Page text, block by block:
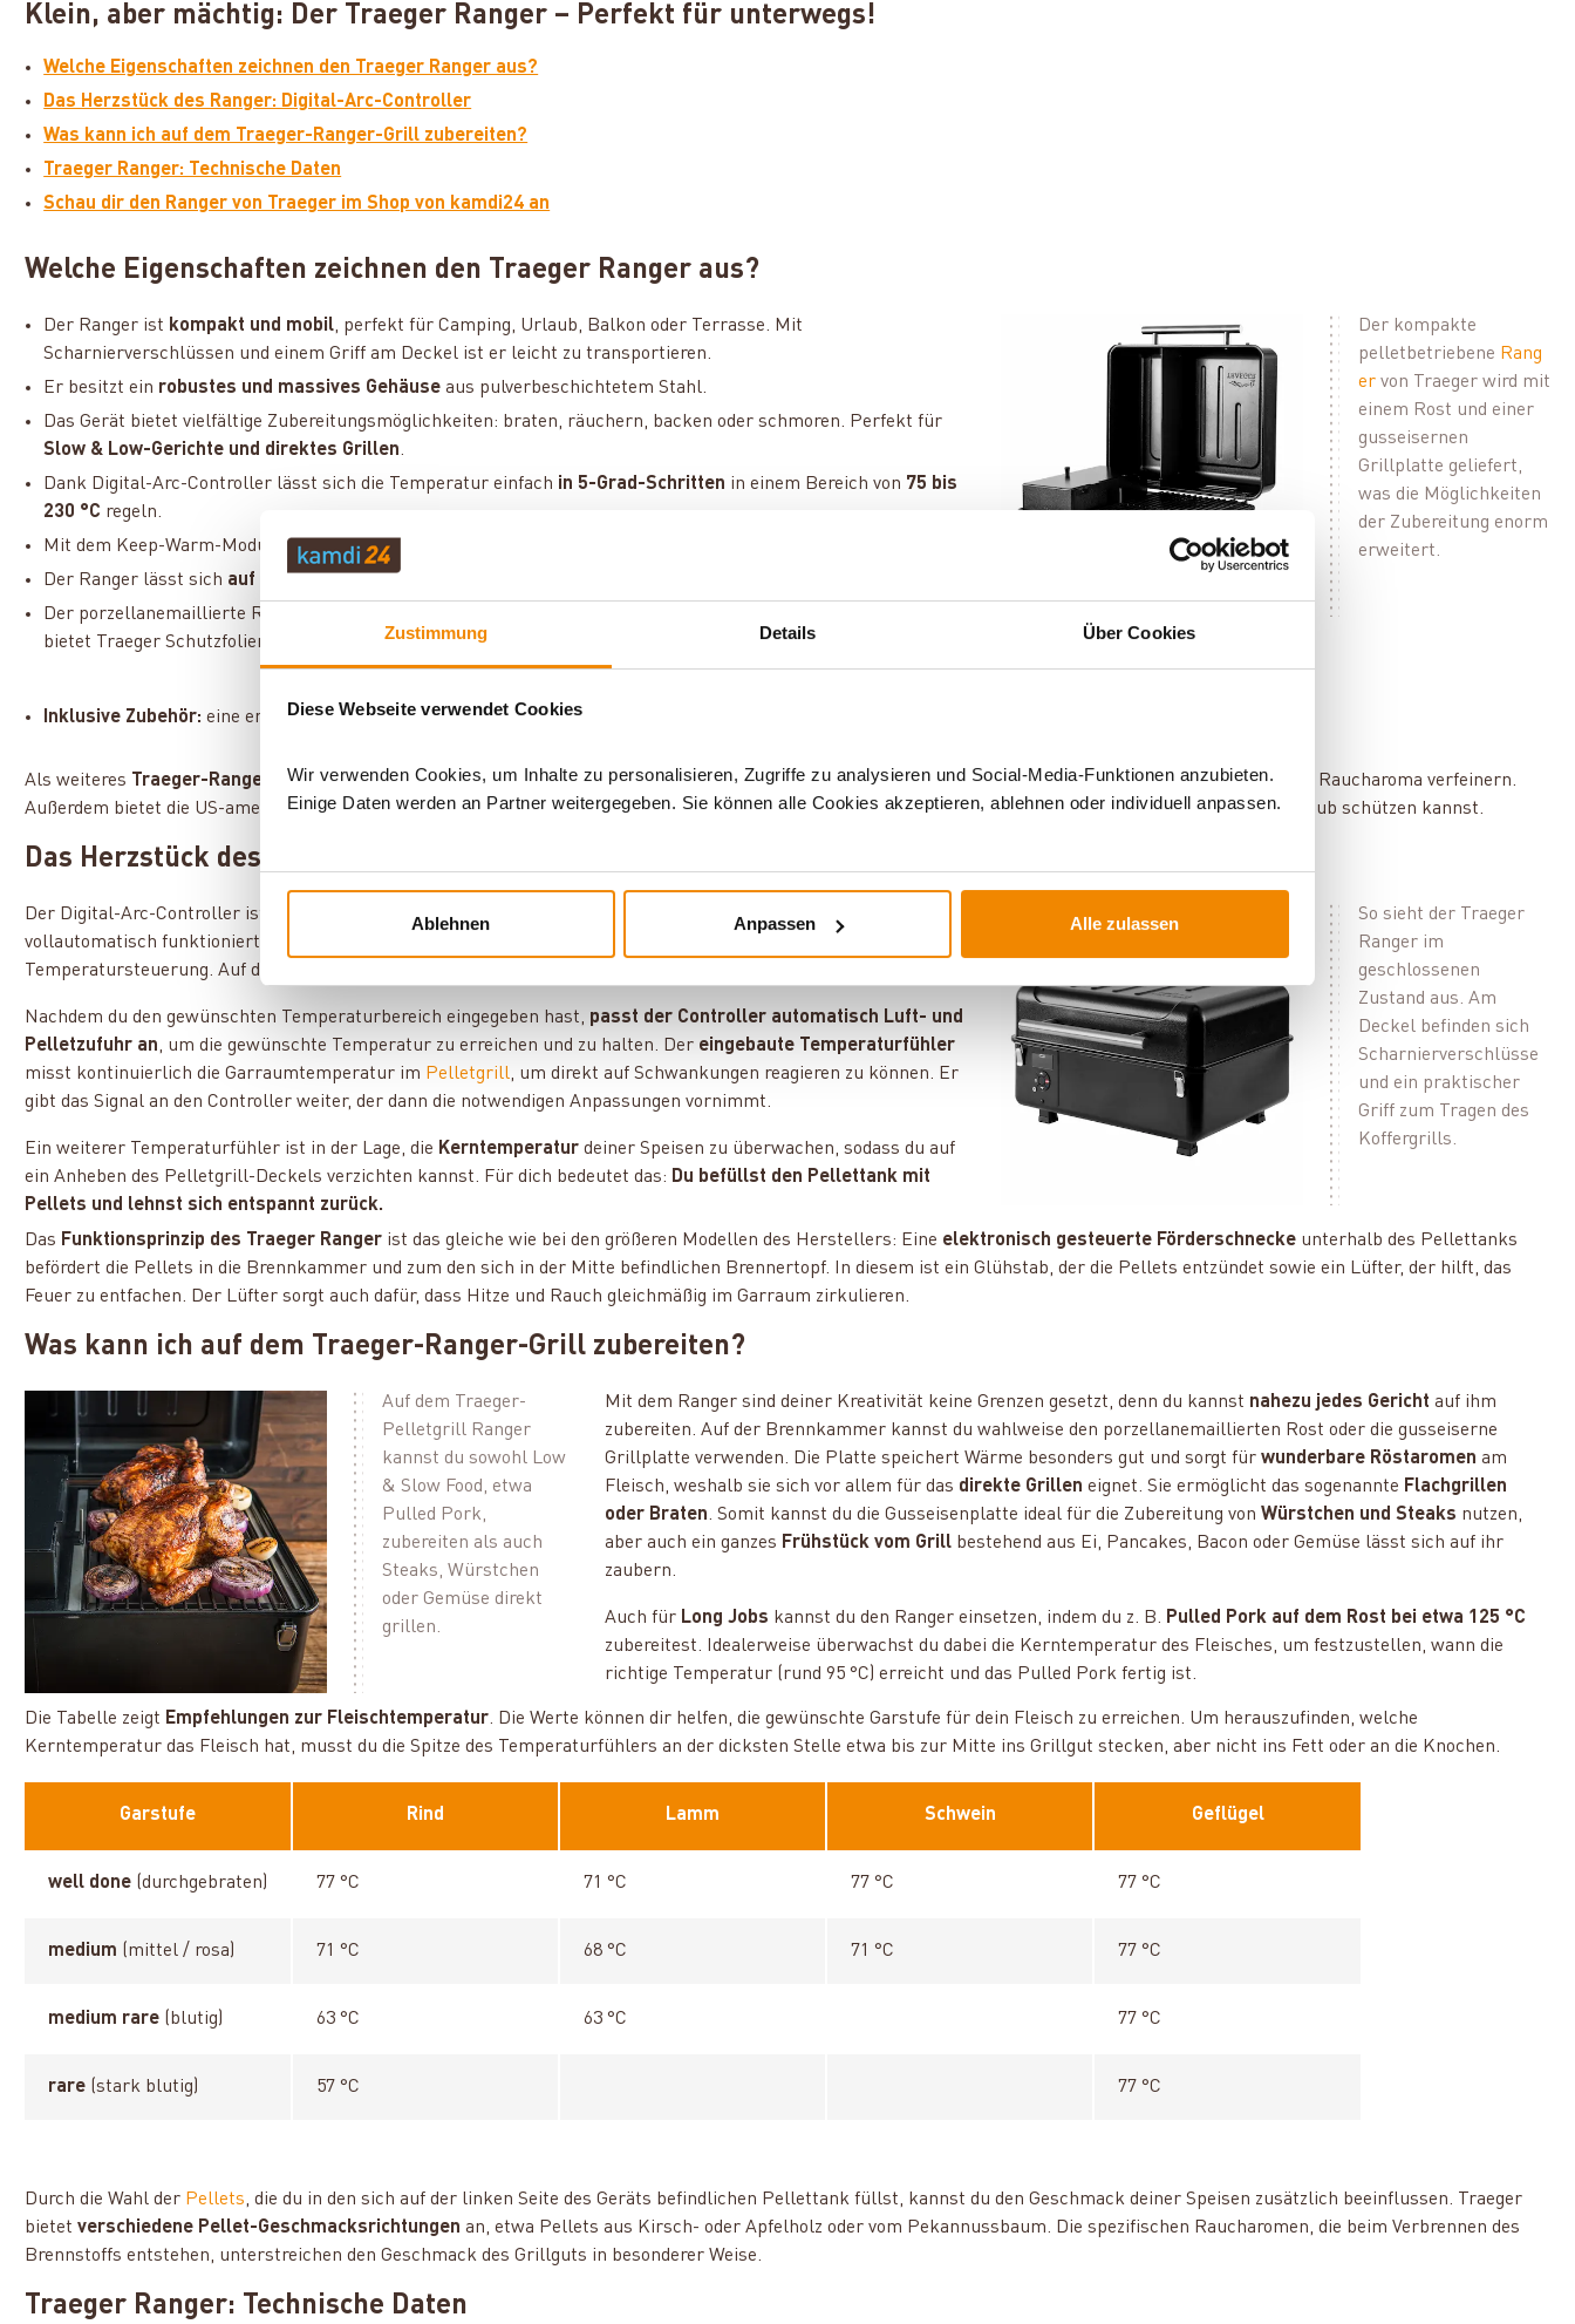
Zustimmung Details Über Cookies
Diese Webseite verwendet Cookies
Wir verwenden Cookies, um Inhalte zu personalisieren, Zugriffe zu analysieren und Social-Media-Funktionen anzubieten.
Einige Daten werden an Partner weitergegeben. Sie können alle Cookies akzeptieren, ablehnen oder individuell anpassen.
Ablehnen Anpassen Alle zulassen
Klein, aber mächtig: Der Traeger Ranger – Perfekt für unterwegs!
Welche Eigenschaften zeichnen den Traeger Ranger aus?
Das Herzstück des Ranger: Digital-Arc-Controller
Was kann ich auf dem Traeger-Ranger-Grill zubereiten?
Traeger Ranger: Technische Daten
Schau dir den Ranger von Traeger im Shop von kamdi24 an
Welche Eigenschaften zeichnen den Traeger Ranger aus?
Der Ranger ist kompakt und mobil, perfekt für Camping, Urlaub, Balkon oder Terrasse. Mit
Scharnierverschlüssen und einem Griff am Deckel ist er leicht zu transportieren.
Er besitzt ein robustes und massives Gehäuse aus pulverbeschichtetem Stahl.
Das Gerät bietet vielfältige Zubereitungsmöglichkeiten: braten, räuchern, backen oder schmoren. Perfekt für
Slow & Low-Gerichte und direktes Grillen.
Dank Digital-Arc-Controller lässt sich die Temperatur einfach in 5-Grad-Schritten in einem Bereich von 75 bis
230 °C regeln.
Mit dem Keep-Warm-Modus kannst du bereits fertig zubereiteten
Der Ranger lässt sich auf Knopfdruck zünden
Der porzellanemaillierte Rost und die herausnehmbare Fettauffangschale
bietet Traeger Schutzfolien für das Ablaufblech an, um Verschmutzungen zu minimieren.
Der kompakte
pelletbetriebene Rang
ervon Traeger wird mit
einem Rost und einer
gusseisernen
Grillplatte geliefert,
was die Möglichkeiten
der Zubereitung enorm
erweitert.
Inklusive Zubehör: eine entnehmbare Fettauffangschale, ein Fetteimer, eine Grillplatte aus Gusseisen sowie ein Garraum- und ein Kerntemperaturfühler.
Als weiteres Traeger-Ranger-Zubehörerhältst du Hartholzpellets, die abhängig von der Holzart, auf der sie basieren, deine Speisen mit einem einzigartigen Raucharoma verfeinern.
Außerdem bietet die US-amerikanische Marke für den Ranger eine passende Abdeckhaube an, mit der du deinen Pelletgrill vor Witterungseinflüssen und Staub schützen kannst.
Das Herzstück des Ranger: Digital-Arc-Controller
Der Digital-Arc-Controller ist das Herzstück des Ranger-Pelletgrills und sorgt dafür, dass das Gerät
vollautomatisch funktioniert. Der digitale
Temperatursteuerung. Auf diese Weise gewährleistet er eine
Nachdem du den gewünschten Temperaturbereich eingegeben hast, passt der Controller automatisch Luft- und
Pelletzufuhr an, um die gewünschte Temperatur zu erreichen und zu halten. Der eingebaute Temperaturfühler
misst kontinuierlich die Garraumtemperatur im Pelletgrill, um direkt auf Schwankungen reagieren zu können. Er
gibt das Signal an den Controller weiter, der dann die notwendigen Anpassungen vornimmt.
Ein weiterer Temperaturfühler ist in der Lage, die Kerntemperaturdeiner Speisen zu überwachen, sodass du auf
ein Anheben des Pelletgrill-Deckels verzichten kannst. Für dich bedeutet das: Du befüllst den Pellettank mit
Pellets und lehnst sich entspannt zurück.
So sieht der Traeger
Ranger im
geschlossenen
Zustand aus. Am
Deckel befinden sich
Scharnierverschlüsse
und ein praktischer
Griff zum Tragen des
Koffergrills.
Das Funktionsprinzip des Traeger Ranger ist das gleiche wie bei den größeren Modellen des Herstellers: Eine elektronisch gesteuerte Förderschnecke unterhalb des Pellettanks
befördert die Pellets in die Brennkammer und zum den sich in der Mitte befindlichen Brennertopf. In diesem ist ein Glühstab, der die Pellets entzündet sowie ein Lüfter, der hilft, das
Feuer zu entfachen. Der Lüfter sorgt auch dafür, dass Hitze und Rauch gleichmäßig im Garraum zirkulieren.
Was kann ich auf dem Traeger-Ranger-Grill zubereiten?
Auf dem Traeger-
Pelletgrill Ranger
kannst du sowohl Low
& Slow Food, etwa
Pulled Pork,
zubereiten als auch
Steaks, Würstchen
oder Gemüse direkt
grillen.
Mit dem Ranger sind deiner Kreativität keine Grenzen gesetzt, denn du kannst nahezu jedes Gericht auf ihm
zubereiten. Auf der Brennkammer kannst du wahlweise den porzellanemaillierten Rost oder die gusseiserne
Grillplatte verwenden. Die Platte speichert Wärme besonders gut und sorgt für wunderbare Röstaromen am
Fleisch, weshalb sie sich vor allem für das direkte Grillen eignet. Sie ermöglicht das sogenannte Flachgrillen
oder Braten. Somit kannst du die Gusseisenplatte ideal für die Zubereitung von Würstchen und Steaks nutzen,
aber auch ein ganzes Frühstück vom Grillbestehend aus Ei, Pancakes, Bacon oder Gemüse lässt sich auf ihr
zaubern.
Auch für Long Jobs kannst du den Ranger einsetzen, indem du z. B. Pulled Pork auf dem Rost bei etwa 125 °C
zubereitest. Idealerweise überwachst du dabei die Kerntemperatur des Fleisches, um festzustellen, wann die
richtige Temperatur (rund 95 °C) erreicht und das Pulled Pork fertig ist.
Die Tabelle zeigt Empfehlungen zur Fleischtemperatur. Die Werte können dir helfen, die gewünschte Garstufe für dein Fleisch zu erreichen. Um herauszufinden, welche
Kerntemperatur das Fleisch hat, musst du die Spitze des Temperaturfühlers an der dicksten Stelle etwa bis zur Mitte ins Grillgut stecken, aber nicht ins Fett oder an die Knochen.
Garstufe Rind Lamm Schwein Geflügel
well done (durchgebraten) 77 °C 71 °C 77 °C 77 °C
medium (mittel / rosa) 71 °C 68 °C 71 °C 77 °C
medium rare (blutig) 63 °C 63 °C 77 °C
rare (stark blutig) 57 °C 77 °C
Durch die Wahl der Pellets, die du in den sich auf der linken Seite des Geräts befindlichen Pellettank füllst, kannst du den Geschmack deiner Speisen zusätzlich beeinflussen. Traeger
bietetverschiedene Pellet-Geschmacksrichtungen an, etwa Pellets aus Kirsch- oder Apfelholz oder vom Pekannussbaum. Die spezifischen Raucharomen, die beim Verbrennen des
Brennstoffs entstehen, unterstreichen den Geschmack des Grillguts in besonderer Weise.
Traeger Ranger: Technische Daten